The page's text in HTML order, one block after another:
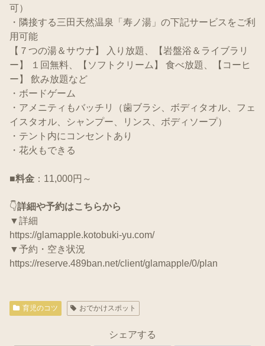
可）
・隣接する三田天然温泉「寿ノ湯」の下記サービスをご利
用可能
【７つの湯＆サウナ】 入り放題、【岩盤浴＆ライブラリ
ー】 １回無料、【ソフトクリーム】 食べ放題、【コーヒ
ー】 飲み放題など
・ボードゲーム
・アメニティもバッチリ（歯ブラシ、ボディタオル、フェ
イスタオル、シャンプー、リンス、ボディソープ）
・テント内にコンセントあり
・花火もできる
■料金 ：11,000円～
👇詳細や予約はこちらから
▼詳細
https://glamapple.kotobuki-yu.com/
▼予約・空き状況
https://reserve.489ban.net/client/glamapple/0/plan
育児のコツ おでかけスポット
シェアする